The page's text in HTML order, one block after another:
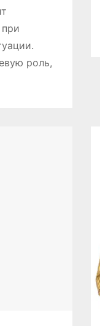
роль,